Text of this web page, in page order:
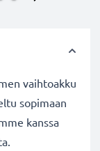
vaihtoakku
sopimaan
kanssa